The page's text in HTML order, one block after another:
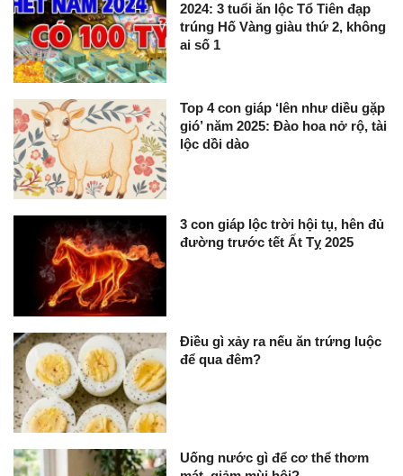
2024: 3 tuổi ăn lộc Tổ Tiên đạp
trúng Hố Vàng giàu thứ 2, không
ai số 1
Top 4 con giáp ‘lên như diều gặp
gió’ năm 2025: Đào hoa nở rộ, tài
lộc dồi dào
3 con giáp lộc trời hội tụ, hên đủ
đường trước tết Ất Tỵ 2025
Điều gì xảy ra nếu ăn trứng luộc
để qua đêm?
Uống nước gì để cơ thể thơm